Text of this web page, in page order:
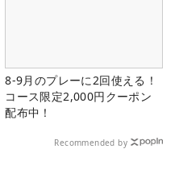
8-9月のプレーに2回使える！
コース限定2,000円クーポン
配布中！
Recommended by